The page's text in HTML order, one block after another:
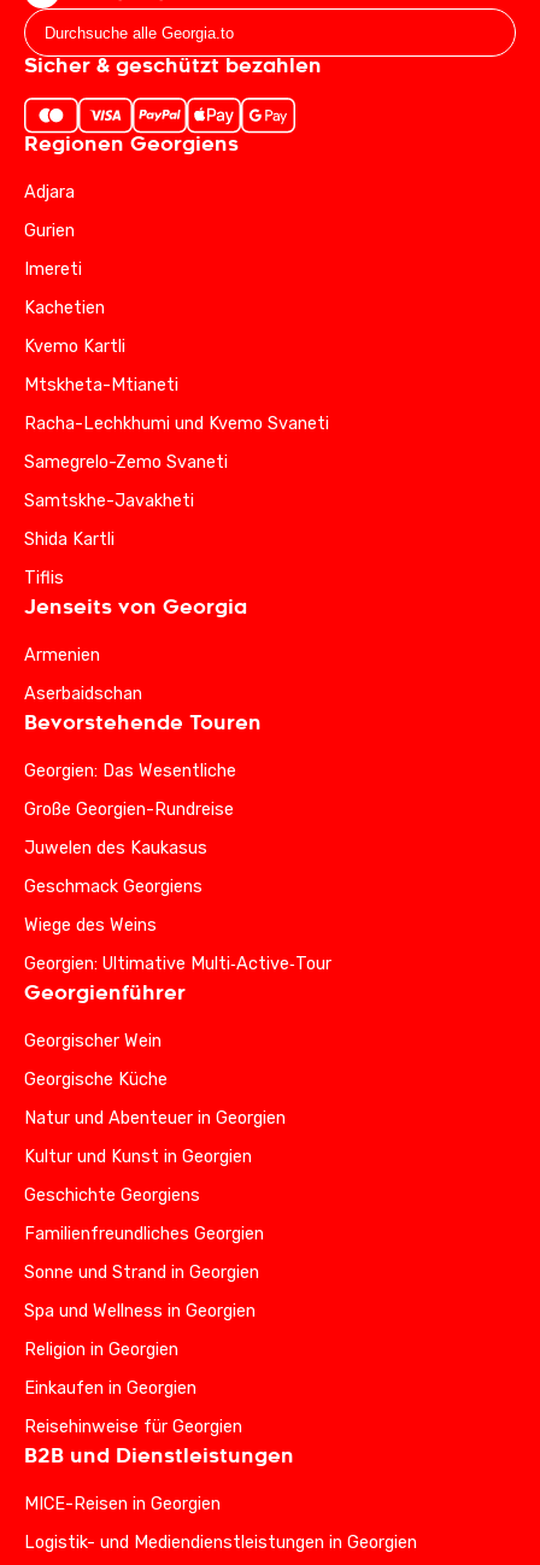
Sicher & geschützt bezahlen
Regionen Georgiens
Adjara
Gurien
Imereti
Kachetien
Kvemo Kartli
Mtskheta-Mtianeti
Racha-Lechkhumi und Kvemo Svaneti
Samegrelo-Zemo Svaneti
Samtskhe-Javakheti
Shida Kartli
Tiflis
Jenseits von Georgia
Armenien
Aserbaidschan
Bevorstehende Touren
Georgien: Das Wesentliche
Große Georgien-Rundreise
Juwelen des Kaukasus
Geschmack Georgiens
Wiege des Weins
Georgien: Ultimative Multi‑Active‑Tour
Georgienführer
Georgischer Wein
Georgische Küche
Natur und Abenteuer in Georgien
Kultur und Kunst in Georgien
Geschichte Georgiens
Familienfreundliches Georgien
Sonne und Strand in Georgien
Spa und Wellness in Georgien
Religion in Georgien
Einkaufen in Georgien
Reisehinweise für Georgien
B2B und Dienstleistungen
MICE-Reisen in Georgien
Logistik- und Mediendienstleistungen in Georgien